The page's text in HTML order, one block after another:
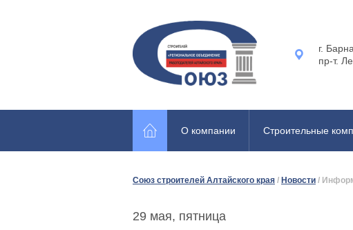
г.
пр-т.
О компании Строительные
Союз строителей Алтайского края / Новости /
29 мая, пятница